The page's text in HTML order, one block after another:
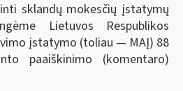
sklandų mokesčių įstatymų
Lietuvos Respublikos
įstatymo (toliau — MAĮ) 88
paaiškinimo (komentaro)